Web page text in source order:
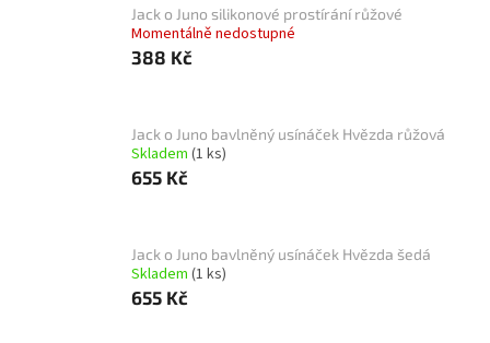
Jack o Juno silikonové prostírání růžové
Momentálně nedostupné
388 Kč
Jack o Juno bavlněný usínáček Hvězda růžová
Skladem (1 ks)
655 Kč
Jack o Juno bavlněný usínáček Hvězda šedá
Skladem (1 ks)
655 Kč